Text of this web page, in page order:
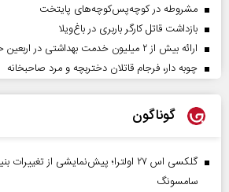
مشروطه در کوچه‌پس‌کوچه‌های پایتخت
بازداشت قاتل کارگر باربری در باغ‌ویلا
ارائه بیش از ۲ میلیون خدمت بهداشتی در اربعین حسینی
چوبه دار، فرجام قاتلان دختربچه و مرد صاحبخانه
گوناگون
گلکسی اس ۲۷ اولترا؛ پیش‌نمایشی از
سامسونگ